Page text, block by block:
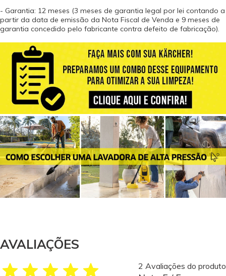
- Garantia: 12 meses (3 meses de garantia legal por lei contando a
partir da data de emissão da Nota Fiscal de Venda e 9 meses de
garantia concedido pelo fabricante contra defeito de fabricação).
AVALIAÇÕES
2 Avaliações do produto